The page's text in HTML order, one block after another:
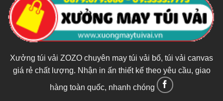
Xưởng túi vải ZOZO chuyên may túi vải bố, túi vải canvas
giá rẻ chất lượng. Nhận in ấn thiết kế theo yêu cầu, giao
hàng toàn quốc, nhanh chóng